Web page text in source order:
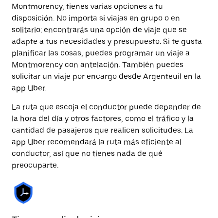
Montmorency, tienes varias opciones a tu
disposición. No importa si viajas en grupo o en
solitario: encontrarás una opción de viaje que se
adapte a tus necesidades y presupuesto. Si te gusta
planificar las cosas, puedes programar un viaje a
Montmorency con antelación. También puedes
solicitar un viaje por encargo desde Argenteuil en la
app Uber.
La ruta que escoja el conductor puede depender de
la hora del día y otros factores, como el tráfico y la
cantidad de pasajeros que realicen solicitudes. La
app Uber recomendará la ruta más eficiente al
conductor, así que no tienes nada de qué
preocuparte.